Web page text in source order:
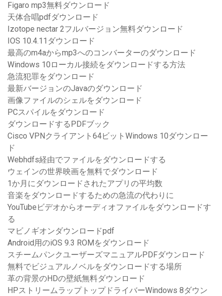
Figaro mp3無料ダウンロード
天体合唱pdfダウンロード
Izotope nectar 2フルバージョン無料ダウンロード
IOS 10.4.11ダウンロード
最高のm4aからmp3へのコンバーターのダウンロード
Windows 10ローカル接続をダウンロードする方法
急流犯罪をダウンロード
最新バージョンのJavaのダウンロード
画像ファイルのシェルをダウンロード
PCスパイルをダウンロード
ダウンロードするPDFブック
Cisco VPNクライアント64ビットWindows 10ダウンロー
ド
Webhdfs経由でファイルをダウンロードする
ウェインの世界映画を無料でダウンロード
1か月にダウンロードされたアプリの平均数
音楽をダウンロードするための急流の代わりに
YouTubeビデオからオーディオファイルをダウンロードす
る
マビノギオンダウンロードpdf
Android用のiOS 9.3 ROMをダウンロード
スチームパンクユーザーズマニュアルPDFダウンロード
無料でビジュアルノベルをダウンロードする場所
革の背景のHDの壁紙無料ダウンロード
HPストリームラップトップドライバーWindows 8ダウン